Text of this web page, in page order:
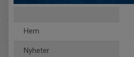
Hem
Nyheter